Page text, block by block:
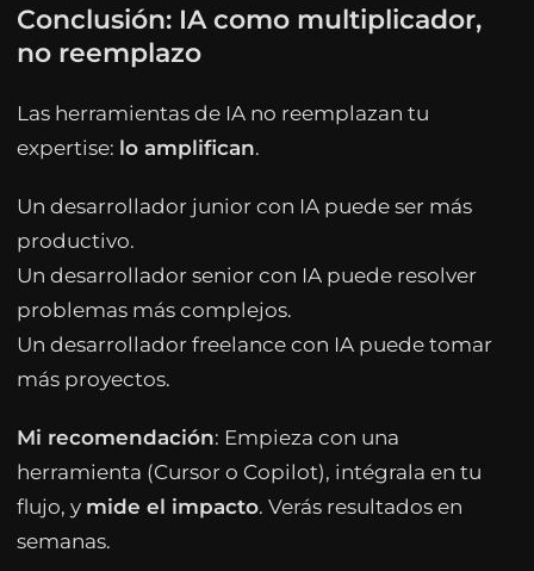
Conclusión: IA como multiplicador,
no reemplazo
Las herramientas de IA no reemplazan tu
expertise: lo amplifican.
Un desarrollador junior con IA puede ser más
productivo.
Un desarrollador senior con IA puede resolver
problemas más complejos.
Un desarrollador freelance con IA puede tomar
más proyectos.
Mi recomendación: Empieza con una
herramienta (Cursor o Copilot), intégrala en tu
flujo, y mide el impacto. Verás resultados en
semanas.